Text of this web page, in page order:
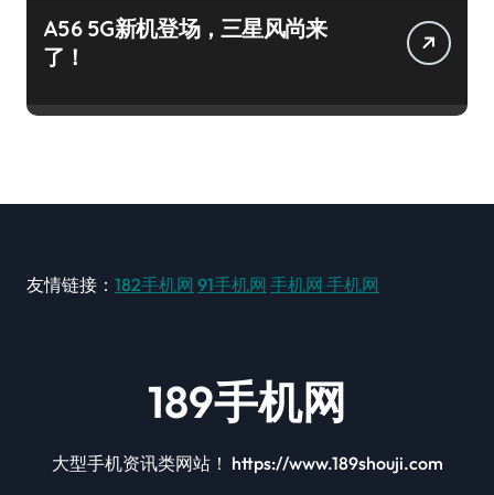
A56 5G新机登场，三星风尚来
了！
友情链接： 182手机网 91手机网 手机网 手机网
189手机网
大型手机资讯类网站！ https://www.189shouji.com